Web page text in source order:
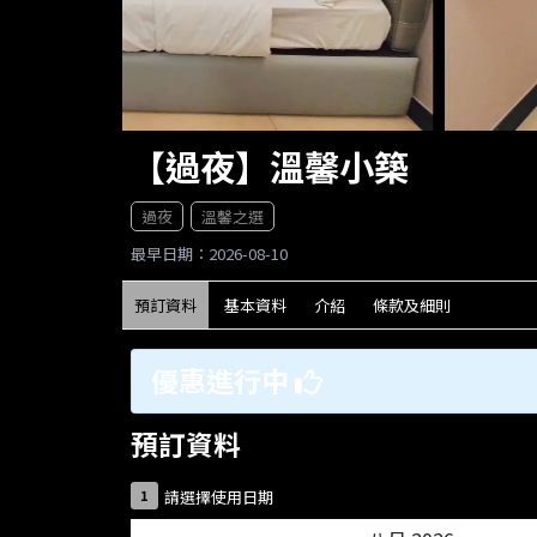
【過夜】溫馨小築
過夜
溫馨之選
最早日期：2026-08-10
預訂資料 基本資料 介紹 條款及細則
優惠進行中
預訂資料
1 請選擇使用日期